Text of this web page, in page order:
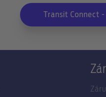
Transit Connect